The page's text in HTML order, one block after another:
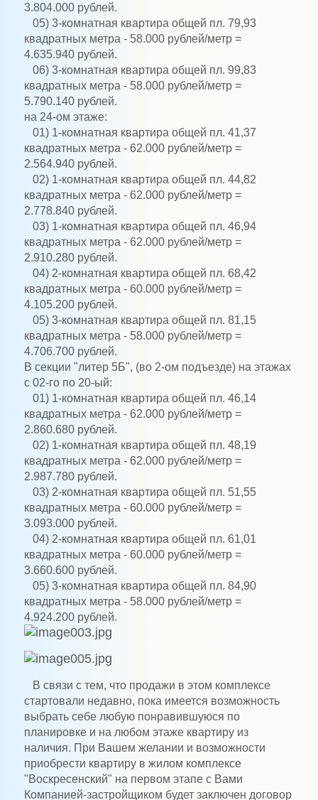
3.804.000 рублей.
05) 3-комнатная квартира общей пл. 79,93
квадратных метра - 58.000 рублей/метр =
4.635.940 рублей.
06) 3-комнатная квартира общей пл. 99,83
квадратных метра - 58.000 рублей/метр =
5.790.140 рублей.
на 24-ом этаже:
01) 1-комнатная квартира общей пл. 41,37
квадратных метра - 62.000 рублей/метр =
2.564.940 рублей.
02) 1-комнатная квартира общей пл. 44,82
квадратных метра - 62.000 рублей/метр =
2.778.840 рублей.
03) 1-комнатная квартира общей пл. 46,94
квадратных метра - 62.000 рублей/метр =
2.910.280 рублей.
04) 2-комнатная квартира общей пл. 68,42
квадратных метра - 60.000 рублей/метр =
4.105.200 рублей.
05) 3-комнатная квартира общей пл. 81,15
квадратных метра - 58.000 рублей/метр =
4.706.700 рублей.
В секции "литер 5Б", (во 2-ом подъезде) на этажах
с 02-го по 20-ый:
01) 1-комнатная квартира общей пл. 46,14
квадратных метра - 62.000 рублей/метр =
2.860.680 рублей.
02) 1-комнатная квартира общей пл. 48,19
квадратных метра - 62.000 рублей/метр =
2.987.780 рублей.
03) 2-комнатная квартира общей пл. 51,55
квадратных метра - 60.000 рублей/метр =
3.093.000 рублей.
04) 2-комнатная квартира общей пл. 61,01
квадратных метра - 60.000 рублей/метр =
3.660.600 рублей.
05) 3-комнатная квартира общей пл. 84,90
квадратных метра - 58.000 рублей/метр =
4.924.200 рублей.
В связи с тем, что продажи в этом комплексе
стартовали недавно, пока имеется возможность
выбрать себе любую понравившуюся по
планировке и на любом этаже квартиру из
наличия. При Вашем желании и возможности
приобрести квартиру в жилом комплексе
"Воскресенский" на первом этапе с Вами
Компанией-застройщиком будет заключен договор